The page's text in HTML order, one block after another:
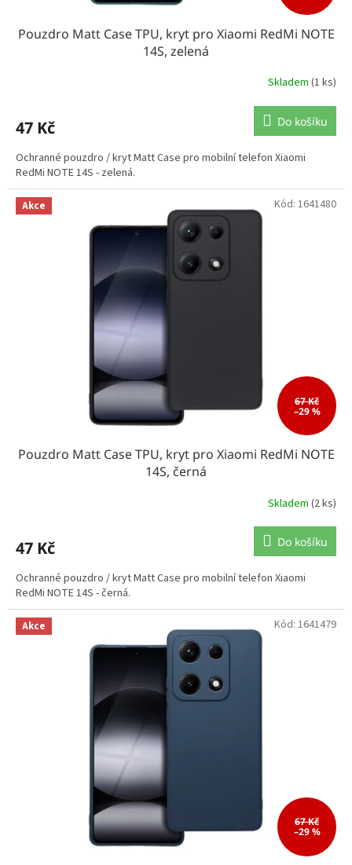
Pouzdro Matt Case TPU, kryt pro Xiaomi RedMi NOTE
14S, zelená
Skladem (1 ks)
47 Kč Do košíku
Ochranné pouzdro / kryt Matt Case pro mobilní telefon Xiaomi
RedMi NOTE 14S - zelená.
Akce
67 Kč
–29 %
Pouzdro Matt Case TPU, kryt pro Xiaomi RedMi NOTE
14S, černá
Skladem (2 ks)
47 Kč Do košíku
Ochranné pouzdro / kryt Matt Case pro mobilní telefon Xiaomi
RedMi NOTE 14S - černá.
Kód: 1641480
Akce
67 Kč
–29 %
Kód: 1641479